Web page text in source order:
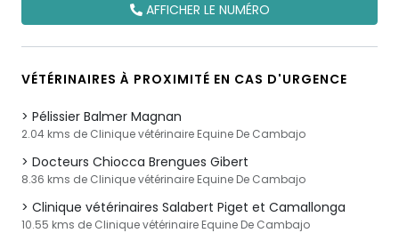
AFFICHER LE NUMÉRO
VÉTÉRINAIRES À PROXIMITÉ EN CAS D'URGENCE
Pélissier Balmer Magnan
2.04 kms de Clinique vétérinaire Equine De Cambajo
Docteurs Chiocca Brengues Gibert
8.36 kms de Clinique vétérinaire Equine De Cambajo
Clinique vétérinaires Salabert Piget et Camallonga
10.55 kms de Clinique vétérinaire Equine De Cambajo